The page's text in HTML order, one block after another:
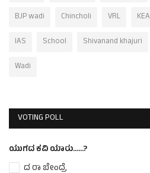
BJP wadi
Chincholi VRL KEA
IAS
School Shivanand khajuri
Wadi
VOTING POLL
ಯುಗದ ಕವಿ ಯಾರು......?
ದ ರಾ ಬೇಂದ್ರೆ